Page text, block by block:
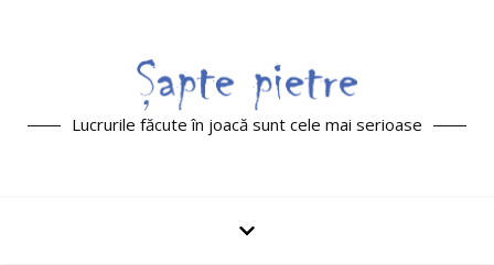
Lucrurile făcute în joacă sunt cele mai serioase